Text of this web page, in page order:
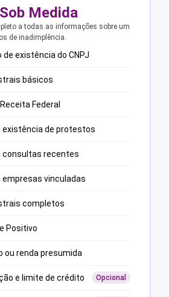
Medida
a todas as informações sobre um
de inadimplência.
existência do CNPJ
básicos
Federal
existência de protestos
consultas recentes
empresas vinculadas
completos
Positivo
ou renda presumida
e limite de crédito Opcional